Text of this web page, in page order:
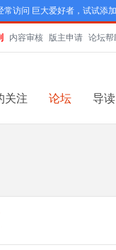
常访问 巨大爱好者，试试添
内容审核 版主申请 论坛帮
关注 论坛 导读